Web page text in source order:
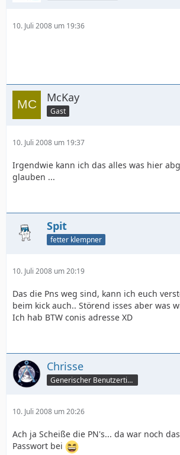
10. Juli 2008 um 19:36
McKay
Gast
10. Juli 2008 um 19:37
Irgendwie kann ich das alles was hier
glauben ...
Spit
fetter klempner
10. Juli 2008 um 20:19
Das die Pns weg sind, kann ich euch
beim kick auch.. Störend isses aber was
Ich hab BTW conis adresse XD
Chrisse
Generischer Benutzertitel
10. Juli 2008 um 20:26
Ach ja Scheiße die PN's... da war noch
Passwort bei